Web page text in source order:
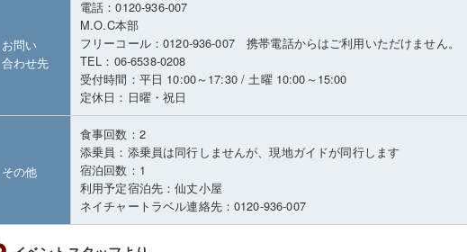
お問い
合わせ先
電話：0120-936-007
M.O.C本部
フリーコール：0120-936-007 携帯電話からはご利用いただけません。
TEL：06-6538-0208
受付時間：平日 10:00～17:30 / 土曜 10:00～15:00
定休日：日曜・祝日
その他
食事回数：2
添乗員：添乗員は同行しませんが、現地ガイドが同行します
宿泊回数：1
利用予定宿泊先：仙丈小屋
ネイチャートラベル連絡先：0120-936-007